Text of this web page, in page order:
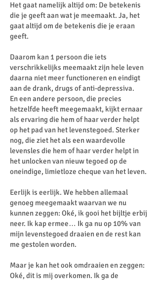
Het gaat namelijk altijd om: De betekenis
die je geeft aan wat je meemaakt. Ja, het
gaat altijd om de betekenis die je eraan
geeft.
Daarom kan 1 persoon die iets
verschrikkelijks meemaakt zijn hele leven
daarna niet meer functioneren en eindigt
aan de drank, drugs of anti-depressiva.
En een andere persoon, die precies
hetzelfde heeft meegemaakt, kijkt ernaar
als ervaring die hem of haar verder helpt
op het pad van het levenstegoed. Sterker
nog, die ziet het als een waardevolle
levensles die hem of haar verder helpt in
het unlocken van nieuw tegoed op de
oneindige, limietloze cheque van het leven.
Eerlijk is eerlijk. We hebben allemaal
genoeg meegemaakt waarvan we nu
kunnen zeggen: Oké, ik gooi het bijltje erbij
neer. Ik kap ermee… Ik ga nu op 10% van
mijn levenstegoed draaien en de rest kan
me gestolen worden.
Maar je kan het ook omdraaien en zeggen:
Oké, dit is mij overkomen. Ik ga de